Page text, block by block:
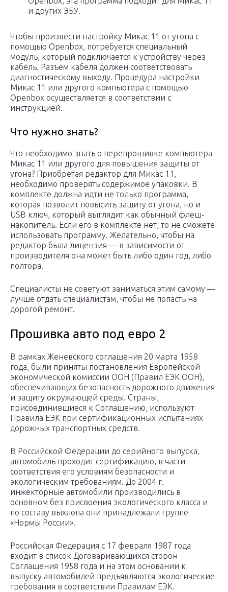
и других ЭБУ.
Чтобы произвести настройку Микас 11 от угона с
помощью Openbox, потребуется специальный
модуль, который подключается к устройству через
кабель. Разъем кабеля должен соответствовать
диагностическому выходу. Процедура настройки
Микас 11 или другого компьютера с помощью
Openbox осуществляется в соответствии с
инструкцией.
Что нужно знать?
Что необходимо знать о перепрошивке компьютера
Микас 11 или другого для повышения защиты от
угона? Приобретая редактор для Микас 11,
необходимо проверять содержимое упаковки. В
комплекте должна идти не только программа,
которая позволит повысить защиту от угона, но и
USB ключ, который выглядит как обычный флеш-
накопитель. Если его в комплекте нет, то не сможете
использовать программу. Желательно, чтобы на
редактор была лицензия — в зависимости от
производителя она может быть либо один год, либо
полтора.
Специалисты не советуют заниматься этим самому —
лучше отдать специалистам, чтобы не попасть на
дорогой ремонт.
Прошивка авто под евро 2
В рамках Женевского соглашения 20 марта 1958
года, были приняты постановления Европейской
экономической комиссии ООН (Правил ЕЭК ООН),
обеспечивающих безопасность дорожного движения
и защиту окружающей среды. Страны,
присоединившиеся к Соглашению, используют
Правила ЕЭК при сертификационных испытаниях
дорожных транспортных средств.
В Российской Федерации до серийного выпуска,
автомобиль проходит сертификацию, в части
соответствия его условиям безопасности и
экологическим требованиям. До 2004 г.
инжекторные автомобили производились в
основном без присвоения экологического класса и
по составу выхлопа они принадлежали группе
«Нормы России».
Российская Федерация с 17 февраля 1987 года
входит в список Договаривающихся сторон
Соглашения 1958 года и на этом основании к
выпуску автомобилей предъявляются экологические
требования в соответствии Правилам ЕЭК.